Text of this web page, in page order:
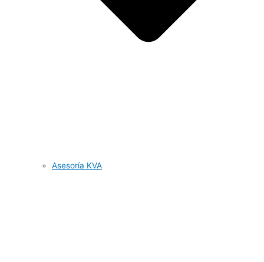
Asesoría KVA